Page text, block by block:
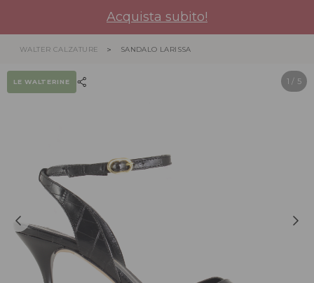
Acquista subito!
WALTER CALZATURE SANDALO LARISSA
1 / 5
LE WALTERINE